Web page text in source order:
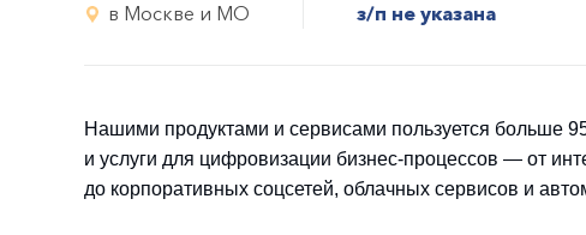
в Москве и МО з/п не указана
Нашими продуктами и сервисами пользуется больше
и услуги для цифровизации бизнес-процессов — от
до корпоративных соцсетей, облачных сервисов и